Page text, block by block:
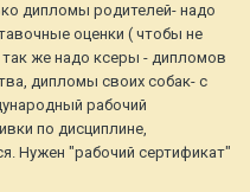
дипломы родителей- надо
оценки ( чтобы не
же надо ксеры - дипломов
дипломы своих собак- с
рабочий
по дисциплине,
Нужен "рабочий сертификат"